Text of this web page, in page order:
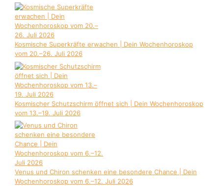
Kosmische Superkräfte erwachen | Dein Wochenhoroskop
vom 20.–26. Juli 2026
Kosmischer Schutzschirm öffnet sich | Dein Wochenhoroskop
vom 13.–19. Juli 2026
Venus und Chiron schenken eine besondere Chance | Dein
Wochenhoroskop vom 6.–12. Juli 2026